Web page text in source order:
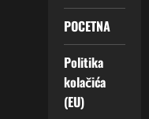
POCETNA
Politika
kolačića
(EU)